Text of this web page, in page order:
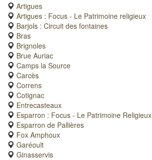
Artigues
Artigues : Focus - Le Patrimoine religieux
Barjols : Circuit des fontaines
Bras
Brignoles
Brue Auriac
Camps la Source
Carcès
Correns
Cotignac
Entrecasteaux
Esparron : Focus - Le Patrimoine Religieux
Esparron de Pallières
Fox Amphoux
Garéoult
Ginasservis